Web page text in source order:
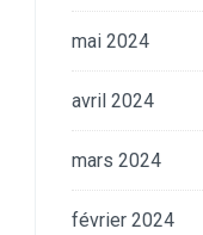
mai 2024
avril 2024
mars 2024
février 2024